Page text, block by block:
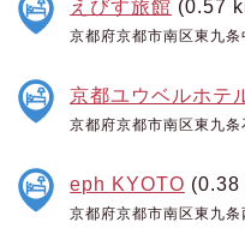
えびす旅館 (0.57
京都府京都市南区東九
京都ユウベルホテ
京都府京都市南区東九
eph KYOTO (0.38
京都府京都市南区東九